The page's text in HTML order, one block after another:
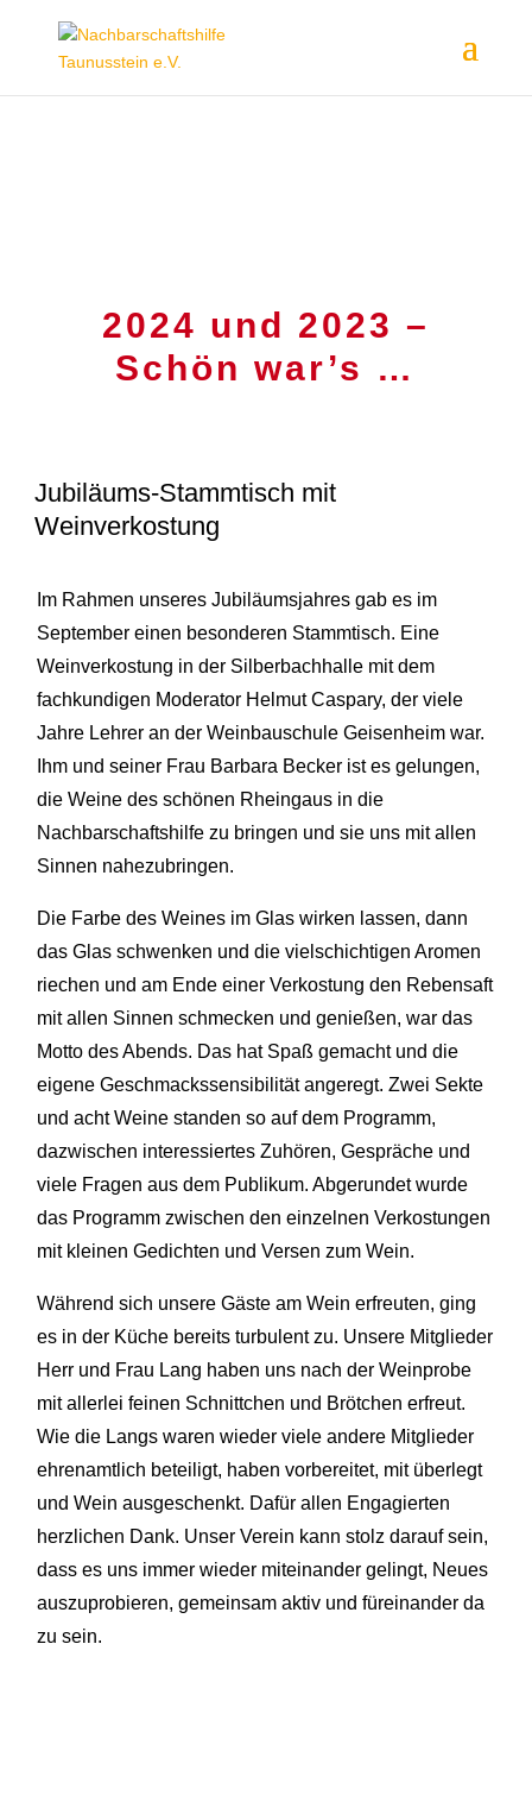
2024 und 2023 –
Schön war’s …
Jubiläums-Stammtisch mit
Weinverkostung
Im Rahmen unseres Jubiläumsjahres gab es im
September einen besonderen Stammtisch. Eine
Weinverkostung in der Silberbachhalle mit dem
fachkundigen Moderator Helmut Caspary, der viele
Jahre Lehrer an der Weinbauschule Geisenheim war.
Ihm und seiner Frau Barbara Becker ist es gelungen,
die Weine des schönen Rheingaus in die
Nachbarschaftshilfe zu bringen und sie uns mit allen
Sinnen nahezubringen.
Die Farbe des Weines im Glas wirken lassen, dann
das Glas schwenken und die vielschichtigen Aromen
riechen und am Ende einer Verkostung den Rebensaft
mit allen Sinnen schmecken und genießen, war das
Motto des Abends. Das hat Spaß gemacht und die
eigene Geschmackssensibilität angeregt. Zwei Sekte
und acht Weine standen so auf dem Programm,
dazwischen interessiertes Zuhören, Gespräche und
viele Fragen aus dem Publikum. Abgerundet wurde
das Programm zwischen den einzelnen Verkostungen
mit kleinen Gedichten und Versen zum Wein.
Während sich unsere Gäste am Wein erfreuten, ging
es in der Küche bereits turbulent zu. Unsere Mitglieder
Herr und Frau Lang haben uns nach der Weinprobe
mit allerlei feinen Schnittchen und Brötchen erfreut.
Wie die Langs waren wieder viele andere Mitglieder
ehrenamtlich beteiligt, haben vorbereitet, mit überlegt
und Wein ausgeschenkt. Dafür allen Engagierten
herzlichen Dank. Unser Verein kann stolz darauf sein,
dass es uns immer wieder miteinander gelingt, Neues
auszuprobieren, gemeinsam aktiv und füreinander da
zu sein.